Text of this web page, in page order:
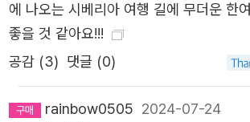
에 나오는 시베리아 여행 길에 무더운 한
좋을 것 같아요!!!
공감 (3) 댓글 (0)
rainbow0505 2024-07-24